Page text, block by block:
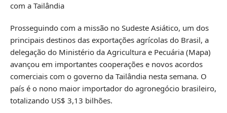
com a Tailândia
Prosseguindo com a missão no Sudeste Asiático, um dos
principais destinos das exportações agrícolas do Brasil, a
delegação do Ministério da Agricultura e Pecuária (Mapa)
avançou em importantes cooperações e novos acordos
comerciais com o governo da Tailândia nesta semana. O
país é o nono maior importador do agronegócio brasileiro,
totalizando US$ 3,13 bilhões.